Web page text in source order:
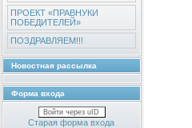
ПРОЕКТ «ПРАВНУКИ
ПОБЕДИТЕЛЕЙ»
ПОЗДРАВЛЯЕМ!!!
Новостная рассылка
Форма входа
Войти через uID
Старая форма входа